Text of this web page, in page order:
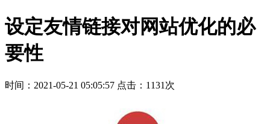
设定友情链接对网站优化的必
要性
时间：2021-05-21 05:05:57 点击：1131次